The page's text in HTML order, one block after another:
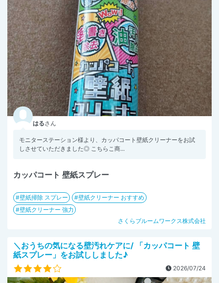
はるさん
モニターステーション様より、カッパコート壁紙クリーナーをお試
しさせていただきました◎ こちらこ商...
カッパコート 壁紙スプレー
壁紙掃除 スプレー
壁紙クリーナー おすすめ
壁紙クリーナー 強力
さくらブルームワークス株式会社
＼おうちの気になる壁汚れケアに/ 「カッパコート 壁
紙スプレー」をお試ししました♪
2026/07/24